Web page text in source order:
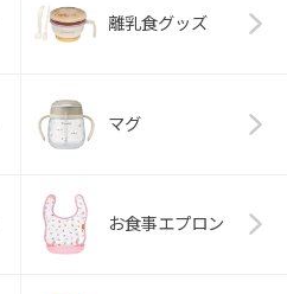
離乳食グッズ
マグ
お食事エプロン